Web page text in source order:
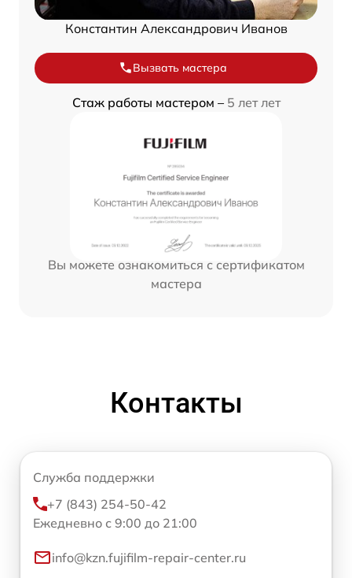
Константин Александрович Иванов
Вызвать мастера
Стаж работы мастером – 5 лет лет
Вы можете ознакомиться с сертификатом
мастера
Контакты
Служба поддержки
+7 (843) 254-50-42
Ежедневно с 9:00 до 21:00
info@kzn.fujifilm-repair-center.ru